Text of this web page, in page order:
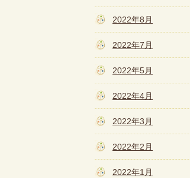
2022年8月
2022年7月
2022年5月
2022年4月
2022年3月
2022年2月
2022年1月